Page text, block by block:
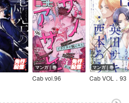
マンガ｜巻
Cab vol.96
マンガ｜巻
Cab VOL．93